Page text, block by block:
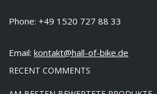
Phone: +49 1520 727 88 33
Email: kontakt@hall-of-bike.de
RECENT COMMENTS